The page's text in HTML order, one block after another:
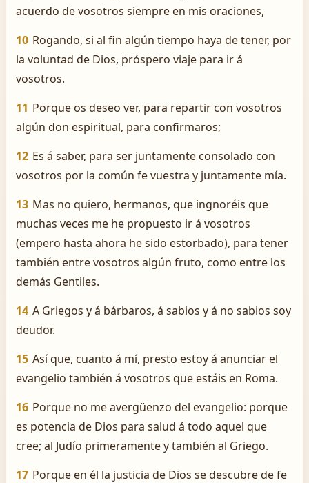
acuerdo de vosotros siempre en mis oraciones,
10 Rogando, si al fin algún tiempo haya de tener, por
la voluntad de Dios, próspero viaje para ir á
vosotros.
11 Porque os deseo ver, para repartir con vosotros
algún don espiritual, para confirmaros;
12 Es á saber, para ser juntamente consolado con
vosotros por la común fe vuestra y juntamente mía.
13 Mas no quiero, hermanos, que ingnoréis que
muchas veces me he propuesto ir á vosotros
(empero hasta ahora he sido estorbado), para tener
también entre vosotros algún fruto, como entre los
demás Gentiles.
14 A Griegos y á bárbaros, á sabios y á no sabios soy
deudor.
15 Así que, cuanto á mí, presto estoy á anunciar el
evangelio también á vosotros que estáis en Roma.
16 Porque no me avergüenzo del evangelio: porque
es potencia de Dios para salud á todo aquel que
cree; al Judío primeramente y también al Griego.
17 Porque en él la justicia de Dios se descubre de fe